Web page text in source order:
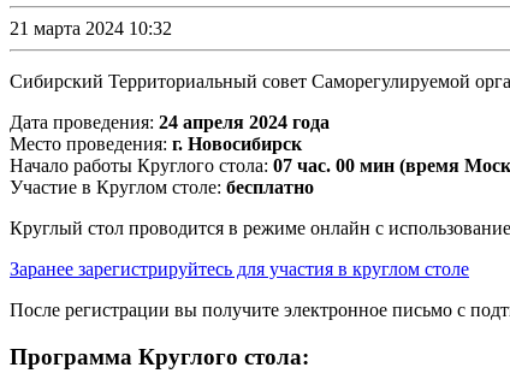
21 марта 2024 10:32
Сибирский Территориальный совет Саморегулируемой
Дата проведения: 24 апреля 2024 года
Место проведения: г. Новосибирск
Начало работы Круглого стола: 07 час. 00 мин (время
Участие в Круглом столе: бесплатно
Круглый стол проводится в режиме онлайн с
Заранее зарегистрируйтесь для участия в круглом столе
После регистрации вы получите электронное письмо с
Программа Круглого стола: